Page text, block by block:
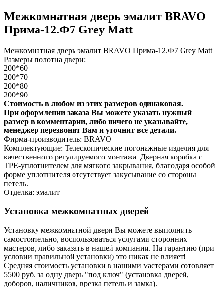
Межкомнатная дверь эмалит BRAVO
Прима-12.Ф7 Grey Matt
Межкомнатная дверь эмалит BRAVO Прима-12.Ф7 Grey Matt
Размеры полотна двери:
200*60
200*70
200*80
200*90
Стоимость в любом из этих размеров одинаковая.
При оформлении заказа Вы можете указать нужный
размер в комментарии, либо ничего не указывайте,
менеджер перезвонит Вам и уточнит все детали.
Фирма-производитель: BRAVO
Комплектующие: Телескопические погонажные изделия для
качественного регулируемого монтажа. Дверная коробка с
TPE-уплотнителем для мягкого закрывания, благодаря особой
форме уплотнителя отсутствует закусывание со стороны
петель.
Отделка: эмалит
Установка межкомнатных дверей
Установку межкомнатной двери Вы можете выполнить
самостоятельно, воспользоваться услугами сторонних
мастеров, либо заказать в нашей компании. На гарантию (при
условии правильной установки) это никак не влияет!
Средняя стоимость установки в нашими мастерами сотовляет
5500 руб. за одну дверь "под ключ" (установка дверей,
доборов, наличников, врезка петель и замка).